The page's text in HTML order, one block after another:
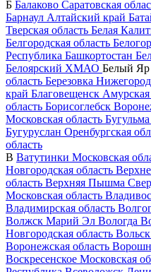
Б Балаково Саратовская
Барнаул Алтайский край
Тверская область Белая
Белгородская область
Республика Башкортостан
Белоярский ХМАО Белый Яр
область Березовка
край Благовещенск Амурская
область Борисоглебск
Московская область Бугульма
Бугуруслан Оренбургская
область
В Ватутинки Московская
Новгородская область
область Верхняя Пышма
Московская область
Владимирская область
Волжск Марий Эл Вологда
Новгородская область Вольск
Воронежская область
Воскресенское Московская